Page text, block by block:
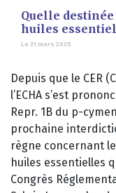
Quelle
huiles
Le 31 mars 2025
Depuis que le CER
l’ECHA s’est
Repr. 1B du p-
prochaine
règne concernant
huiles essentielles
Congrès